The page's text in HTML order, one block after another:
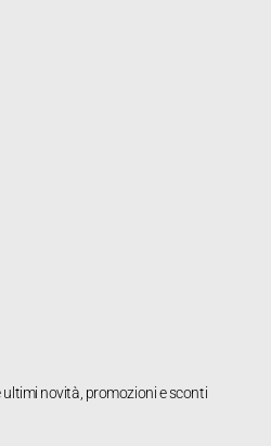
novità, promozioni e sconti